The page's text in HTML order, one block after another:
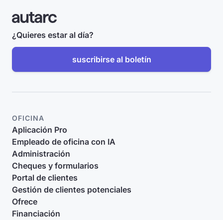
¿Quieres estar al día?
suscribirse al boletín
OFICINA
Aplicación Pro
Empleado de oficina con IA
Administración
Cheques y formularios
Portal de clientes
Gestión de clientes potenciales
Ofrece
Financiación